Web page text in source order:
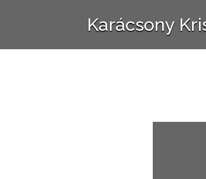
Karácsony